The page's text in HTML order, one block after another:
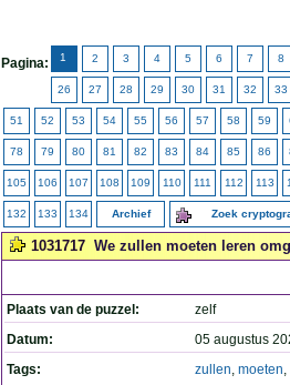
Pagina: 1 2 3 4 5 6 7 8
26 27 28 29 30 31 32 33
51 52 53 54 55 56 57 58 59
78 79 80 81 82 83 84 85 86
105 106 107 108 109 110 111 112 113
132 133 134 Archief Zoek
1031717 We zullen moeten leren
Plaats van de puzzel:
zelf
Datum:
05 augustus
Tags:
zullen, moeten,